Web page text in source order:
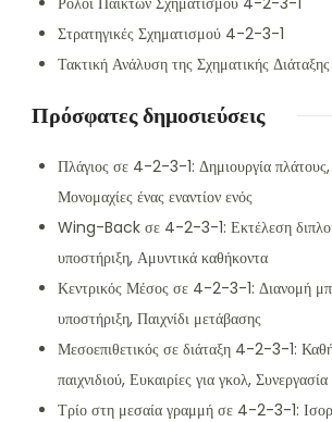
Στρατηγικές Σχηματισμού 4-2-3-1
Τακτική Ανάλυση της Σχηματικής
Πρόσφατες δημοσιεύσεις
Πλάγιος σε 4-2-3-1: Δημιουργία πλάτους,
Μονομαχίες ένας εναντίον ενός
Wing-Back σε 4-2-3-1: Εκτέλεση διπλού
υποστήριξη, Αμυντικά καθήκοντα
Κεντρικός Μέσος σε 4-2-3-1: Διανομή
υποστήριξη, Παιχνίδι μετάβασης
Μεσοεπιθετικός σε διάταξη 4-2-3-1:
παιχνιδιού, Ευκαιρίες για γκολ,
Τρίο στη μεσαία γραμμή σε 4-2-3-1: